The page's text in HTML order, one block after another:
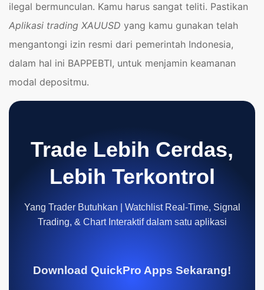
ilegal bermunculan. Kamu harus sangat teliti. Pastikan
Aplikasi trading XAUUSD yang kamu gunakan telah
mengantongi izin resmi dari pemerintah Indonesia,
dalam hal ini BAPPEBTI, untuk menjamin keamanan
modal depositmu.
Trade Lebih Cerdas,
Lebih Terkontrol
Yang Trader Butuhkan | Watchlist Real-Time, Signal
Trading, & Chart Interaktif dalam satu aplikasi
Download QuickPro Apps Sekarang!